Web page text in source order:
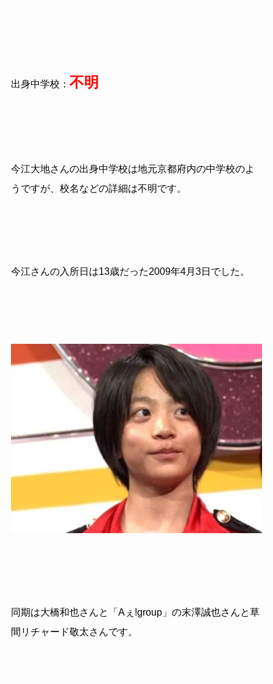
出身中学校： 不明
今江大地さんの出身中学校は地元京都府内の中学校のよ
うですが、校名などの詳細は不明です。
今江さんの入所日は13歳だった2009年4月3日でした。
同期は大橋和也さんと「Aぇ!group」の末澤誠也さんと草
間リチャード敬太さんです。